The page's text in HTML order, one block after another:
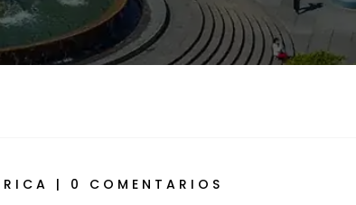
| 0 COMENTARIOS